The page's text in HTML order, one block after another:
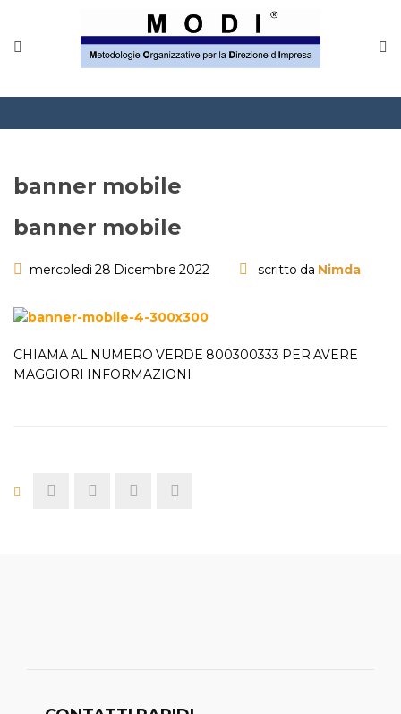
FAQ
banner mobile
banner mobile
mercoledì 28 Dicembre 2022 scritto da Nimda
CHIAMA AL NUMERO VERDE 800300333 PER AVERE
MAGGIORI INFORMAZIONI